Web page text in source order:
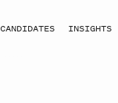
CANDIDATES INSIGHTS